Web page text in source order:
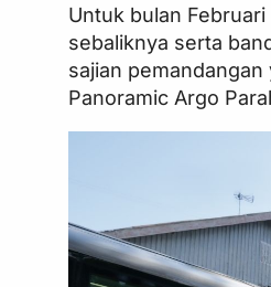
Untuk bulan
sebaliknya serta
sajian
Panoramic Argo